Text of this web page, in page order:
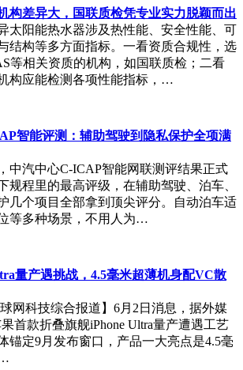
构差异大，国联质检凭专业实力脱颖而出
太阳能热水器涉及热性能、安全性能、可
结构等多方面指标。一看资质合规性，选
等相关资质的机构，如国联质检；二看
构应能检测各项性能指标，…
智能评测：辅助驾驶到隐私保护全项满
中汽中心C-ICAP智能网联测评结果正式
规程里的最高评级，在辅助驾驶、泊车、
几个项目全部拿到顶尖评分。自动泊车适
等多种场景，不用人为…
量产遇挑战，4.5毫米超薄机身配VC散
网科技综合报道】6月2日消息，据外媒
果首款折叠旗舰iPhone Ultra量产遭遇工艺
锚定9月发布窗口，产品一大亮点是4.5毫